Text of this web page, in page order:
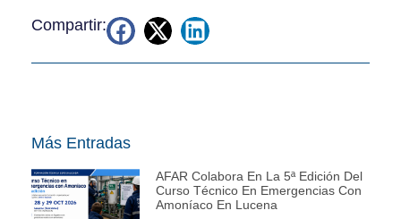
Compartir:
Más Entradas
AFAR Colabora En La 5ª Edición Del
Curso Técnico En Emergencias Con
Amoníaco En Lucena